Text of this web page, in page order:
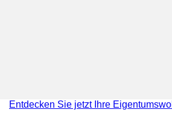
Entdecken Sie jetzt Ihre